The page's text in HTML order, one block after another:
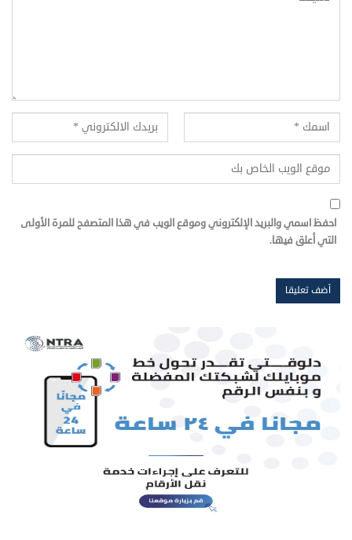
احفظ اسمي والبريد الإلكتروني وموقع الويب في هذا المتصفح للمرة الأولى
التي أعلق فيها.